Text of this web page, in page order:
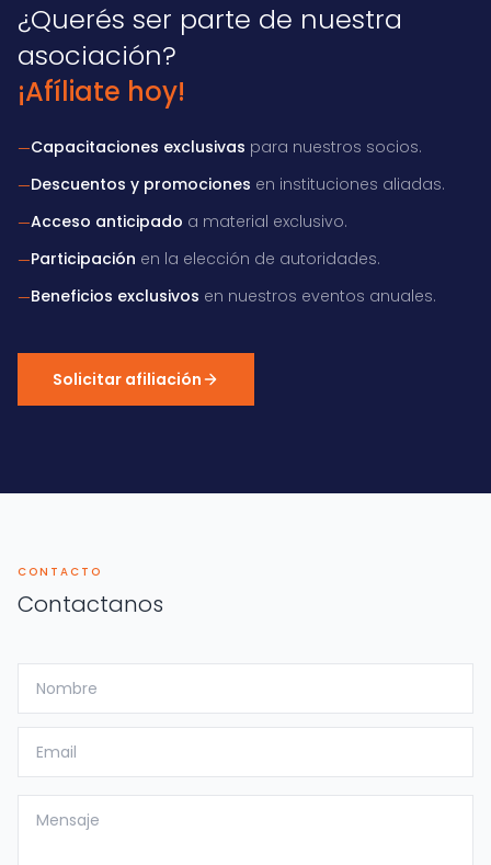
¿Querés ser parte de nuestra
asociación?
¡Afíliate hoy!
—Capacitaciones exclusivas para nuestros socios.
—Descuentos y promociones en instituciones aliadas.
—Acceso anticipado a material exclusivo.
—Participación en la elección de autoridades.
—Beneficios exclusivos en nuestros eventos anuales.
Solicitar afiliación
CONTACTO
Contactanos